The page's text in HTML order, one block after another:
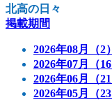
北高の日々
掲載期間
2026年08月（2）
2026年07月（16
2026年06月（21
2026年05月（23